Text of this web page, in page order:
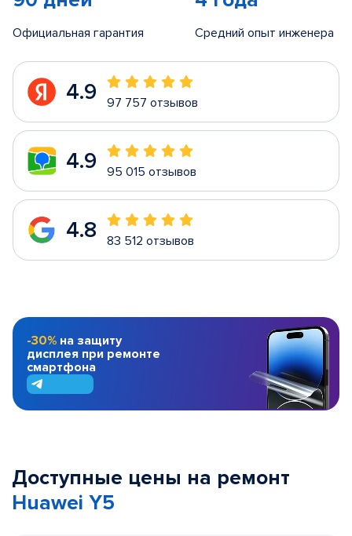
Официальная гарантия Средний опыт инженера
4.9 97 757 отзывов
4.9 95 015 отзывов
4.8 83 512 отзывов
-30% на защиту
дисплея при ремонте
смартфона
Доступные цены на ремонт
Huawei Y5